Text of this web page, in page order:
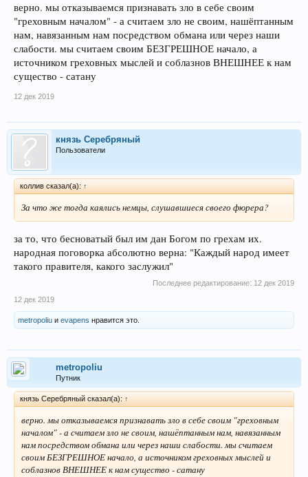
верно. мы отказываемся признавать зло в себе своим
"греховным началом" - а считаем зло не своим, нашёптанным
нам, навязанным нам посредством обмана или через наши
слабости. мы считаем своим БЕЗГРЕШНОЕ начало, а
источником греховных мыслей и соблазнов ВНЕШНЕЕ к нам
существо - сатану
12 дек 2019
князь Серебряный
Пользователи
коллив сказал(а): ↑
За что же тогда каялись немцы, слушавшиеся своего фюрера?
за то, что бесноватый был им дан Богом по грехам их.
народная поговорка абсолютно верна: "Каждый народ имеет
такого правителя, какого заслужил"
Последнее редактирование: 12 дек 2019
12 дек 2019
metropoliu и evapens нравится это.
metropoliu
Путник
князь Серебряный сказал(а): ↑
верно. мы отказываемся признавать зло в себе своим "греховным
началом" - а считаем зло не своим, нашёптанным нам, навязанным
нам посредством обмана или через наши слабости. мы считаем
своим БЕЗГРЕШНОЕ начало, а источником греховных мыслей и
соблазнов ВНЕШНЕЕ к нам существо - сатану